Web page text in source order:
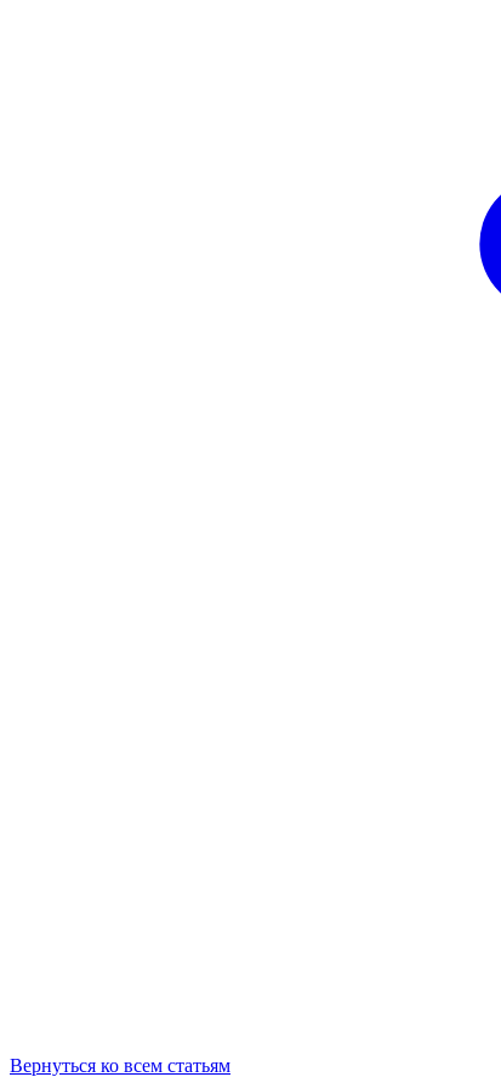
Вернуться ко всем статьям